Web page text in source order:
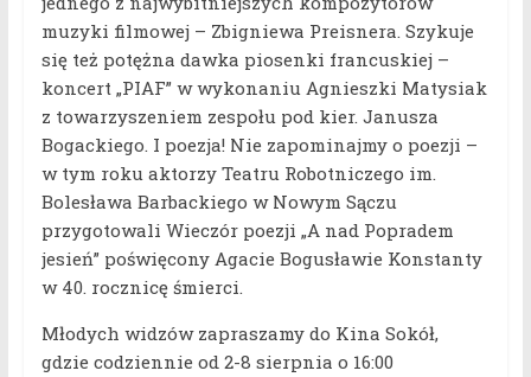
muzyki filmowej – Zbigniewa Preisnera. Szykuje
się też potężna dawka piosenki francuskiej –
koncert „PIAF” w wykonaniu Agnieszki Matysiak
z towarzyszeniem zespołu pod kier. Janusza
Bogackiego. I poezja! Nie zapominajmy o poezji –
w tym roku aktorzy Teatru Robotniczego im.
Bolesława Barbackiego w Nowym Sączu
przygotowali Wieczór poezji „A nad Popradem
jesień” poświęcony Agacie Bogusławie Konstanty
w 40. rocznicę śmierci.
Młodych widzów zapraszamy do Kina Sokół,
gdzie codziennie od 2-8 sierpnia o 16:00